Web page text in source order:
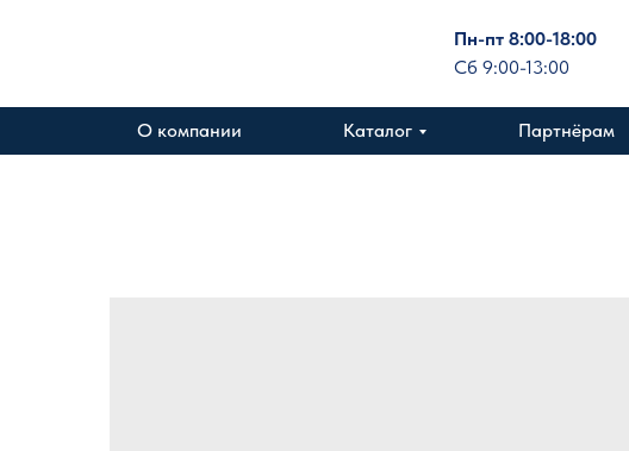
О компании Каталог Партнёрам
Пн-пт 8:00-18:00
Сб 9:00-13:00